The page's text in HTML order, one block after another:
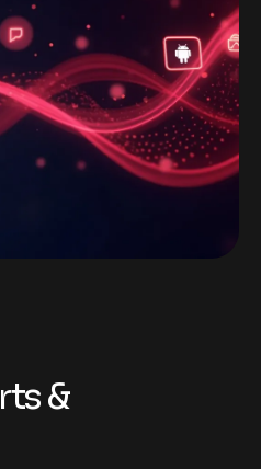
rts&